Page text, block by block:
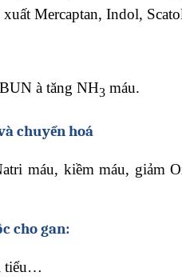
Mercaptan, Indol,
à tăng NH3 máu.
chuyển hoá
máu, kiềm máu, giảm
cho gan:
tiểu…